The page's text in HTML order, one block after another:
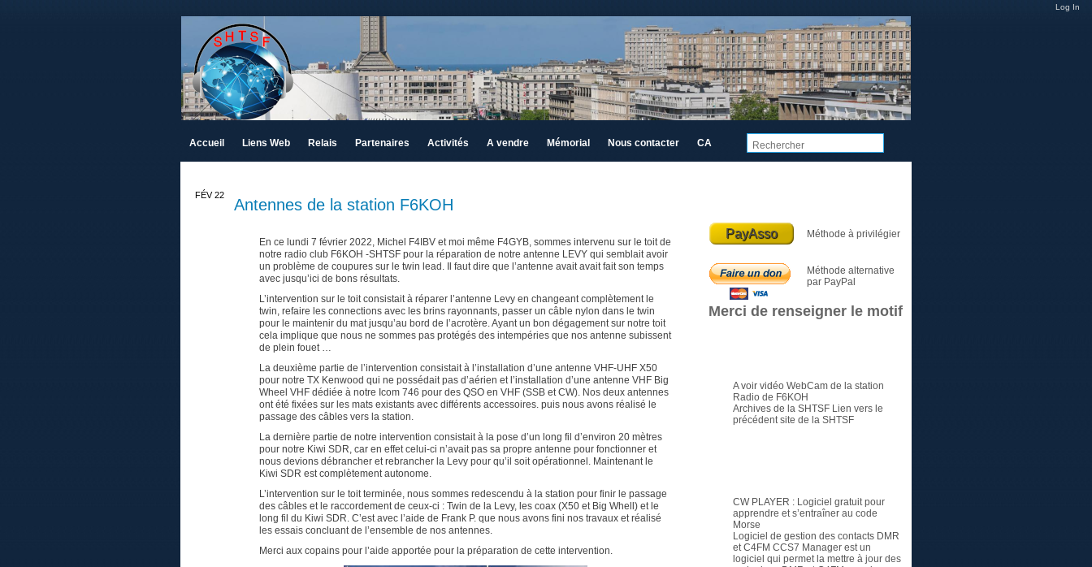
FÉV 22
Antennes de la station F6KOH
En ce lundi 7 février 2022, Michel F4IBV et moi même F4GYB, sommes intervenu sur le toit de
notre radio club F6KOH -SHTSF pour la réparation de notre antenne LEVY qui semblait avoir
un problème de coupures sur le twin lead. Il faut dire que l’antenne avait avait fait son temps
avec jusqu’ici de bons résultats.
L’intervention sur le toit consistait à réparer l’antenne Levy en changeant complètement le
twin, refaire les connections avec les brins rayonnants, passer un câble nylon dans le twin
pour le maintenir du mat jusqu’au bord de l’acrotère. Ayant un bon dégagement sur notre toit
cela implique que nous ne sommes pas protégés des intempéries que nos antenne subissent
de plein fouet …
La deuxième partie de l’intervention consistait à l’installation d’une antenne VHF-UHF X50
pour notre TX Kenwood qui ne possédait pas d’aérien et l’installation d’une antenne VHF Big
Wheel VHF dédiée à notre Icom 746 pour des QSO en VHF (SSB et CW). Nos deux antennes
ont été fixées sur les mats existants avec différents accessoires. puis nous avons réalisé le
passage des câbles vers la station.
La dernière partie de notre intervention consistait à la pose d’un long fil d’environ 20 mètres
pour notre Kiwi SDR, car en effet celui-ci n’avait pas sa propre antenne pour fonctionner et
nous devions débrancher et rebrancher la Levy pour qu’il soit opérationnel. Maintenant le
Kiwi SDR est complètement autonome.
L’intervention sur le toit terminée, nous sommes redescendu à la station pour finir le passage
des câbles et le raccordement de ceux-ci : Twin de la Levy, les coax (X50 et Big Whell) et le
long fil du Kiwi SDR. C’est avec l’aide de Frank P. que nous avons fini nos travaux et réalisé
les essais concluant de l’ensemble de nos antennes.
Merci aux copains pour l’aide apportée pour la préparation de cette intervention.
PayAsso Méthode à privilégier
Méthode alternative
par PayPal
Merci de renseigner le motif
A voir vidéo WebCam de la station
Radio de F6KOH
Archives de la SHTSF Lien vers le
précédent site de la SHTSF
CW PLAYER : Logiciel gratuit pour
apprendre et s’entraîner au code
Morse
Logiciel de gestion des contacts DMR
et C4FM CCS7 Manager est un
logiciel qui permet la mettre à jour des
Accueil Liens Web Relais Partenaires Activités A vendre Mémorial Nous contacter CA
Log In